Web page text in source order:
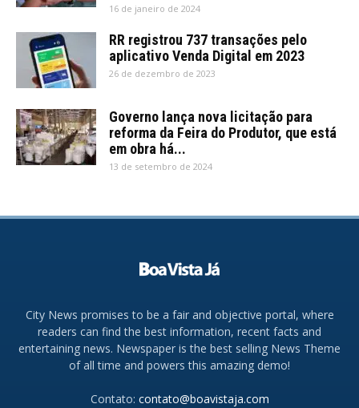
16 de janeiro de 2024
RR registrou 737 transações pelo
aplicativo Venda Digital em 2023
26 de dezembro de 2023
Governo lança nova licitação para
reforma da Feira do Produtor, que está
em obra há...
13 de setembro de 2024
City News promises to be a fair and objective portal, where
readers can find the best information, recent facts and
entertaining news. Newspaper is the best selling News Theme
of all time and powers this amazing demo!
Contato: contato@boavistaja.com